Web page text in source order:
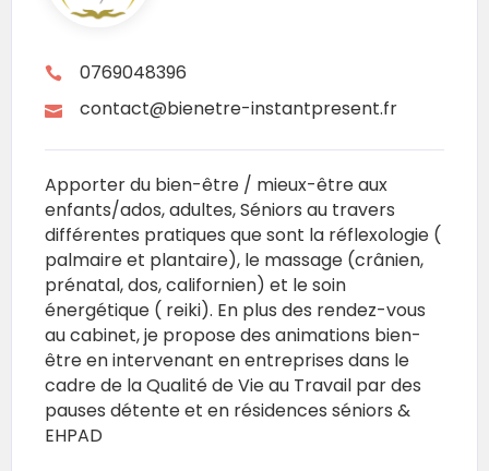
0769048396
contact@bienetre-instantpresent.fr
Apporter du bien-être / mieux-être aux
enfants/ados, adultes, Séniors au travers
différentes pratiques que sont la réflexologie (
palmaire et plantaire), le massage (crânien,
prénatal, dos, californien) et le soin
énergétique ( reiki). En plus des rendez-vous
au cabinet, je propose des animations bien-
être en intervenant en entreprises dans le
cadre de la Qualité de Vie au Travail par des
pauses détente et en résidences séniors &
EHPAD